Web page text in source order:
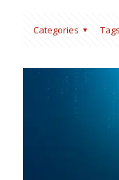
Categories Tags